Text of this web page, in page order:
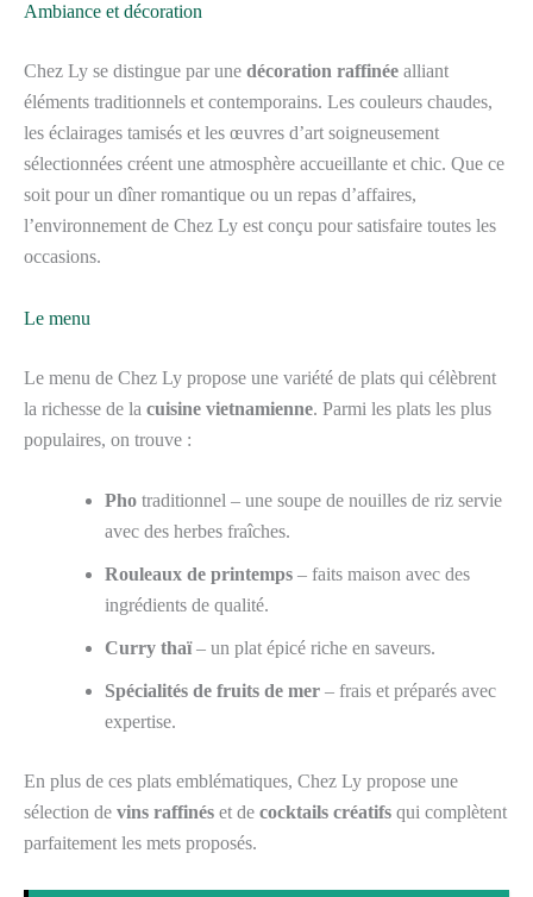
Ambiance et décoration
Chez Ly se distingue par une décoration raffinée alliant
éléments traditionnels et contemporains. Les couleurs chaudes,
les éclairages tamisés et les œuvres d’art soigneusement
sélectionnées créent une atmosphère accueillante et chic. Que ce
soit pour un dîner romantique ou un repas d’affaires,
l’environnement de Chez Ly est conçu pour satisfaire toutes les
occasions.
Le menu
Le menu de Chez Ly propose une variété de plats qui célèbrent
la richesse de la cuisine vietnamienne. Parmi les plats les plus
populaires, on trouve :
Pho traditionnel – une soupe de nouilles de riz servie
avec des herbes fraîches.
Rouleaux de printemps – faits maison avec des
ingrédients de qualité.
Curry thaï– un plat épicé riche en saveurs.
Spécialités de fruits de mer – frais et préparés avec
expertise.
En plus de ces plats emblématiques, Chez Ly propose une
sélection de vins raffinés et de cocktails créatifs qui complètent
parfaitement les mets proposés.